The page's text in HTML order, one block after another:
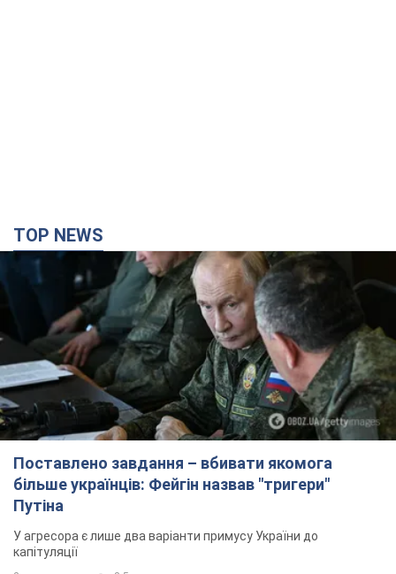
TOP NEWS
Поставлено завдання – вбивати якомога
більше українців: Фейгін назвав "тригери"
Путіна
У агресора є лише два варіанти примусу України до
капітуляції